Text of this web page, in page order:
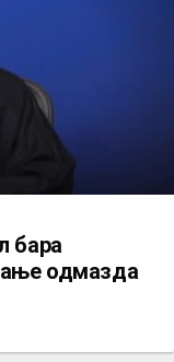
бара
одмазда